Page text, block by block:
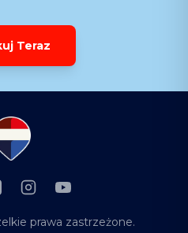
Teraz
InstagramYouTube
prawa zastrzeżone.